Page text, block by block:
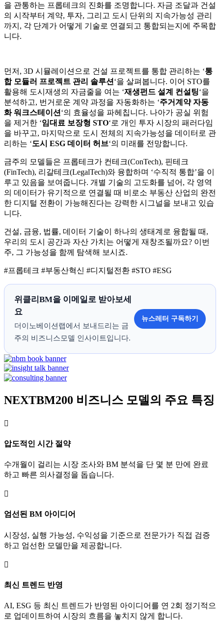
을 관통하는 프롭테크의 진화를 조명합니다. 자금 조달과 건설
의 시작부터 계약, 투자, 그리고 도시 단위의 지속가능성 관리
까지, 각 단계가 어떻게 기술로 연결되고 통합되는지에 주목합
니다.
먼저, 3D 시뮬레이션으로 건설 프로젝트를 통합 관리하는 ‘통
합 모듈러 프로젝트 관리 솔루션 ‘을 살펴봅니다. 이어 STO를
활용해 도시재생의 자금줄을 여는 ‘재생펀드 설계 컨설팅‘을
분석하고, 번거로운 계약 과정을 자동화하는 ‘주거계약 자동
화 워크스테이션 ‘의 효율성을 파헤칩니다. 나아가 공실 위험
을 제거한 ‘임대료 보장형 STO‘로 개인 투자 시장의 패러다임
을 바꾸고, 마지막으로 도시 전체의 지속가능성을 데이터로 관
리하는 ‘도시 ESG 데이터 허브‘의 미래를 전망합니다.
금주의 모델들은 프롭테크가 컨테크(ConTech), 핀테크
(FinTech), 리갈테크(LegalTech)와 융합하며 ‘수직적 통합’을 이
루고 있음을 보여줍니다. 개별 기술의 고도화를 넘어, 각 영역
의 데이터가 유기적으로 연결될 때 비로소 부동산 산업의 완전
한 디지털 전환이 가능해진다는 강력한 시그널을 보내고 있습
니다.
건설, 금융, 법률, 데이터 기술이 하나의 생태계로 융합될 때,
우리의 도시 공간과 자산 가치는 어떻게 재창조될까요? 이번
주, 그 가능성을 함께 탐색해 보시죠.
#프롭테크 #부동산혁신 #디지털전환 #STO #ESG
위클리BM을 이메일로 받아보세
요
더이노베이션랩에서 보내드리는 금
주의 비즈니스모델 인사이트입니다.
뉴스레터 구독하기
NEXTBM200 비즈니스 모델의 주요 특징

압도적인 시간 절약
수개월이 걸리는 시장 조사와 BM 분석을 단 몇 분 만에 완료
하고 빠른 의사결정을 돕습니다.

엄선된 BM 아이디어
시장성, 실행 가능성, 수익성을 기준으로 전문가가 직접 검증
하고 엄선한 모델만을 제공합니다.

최신 트렌드 반영
AI, ESG 등 최신 트렌드가 반영된 아이디어를 연 2회 정기적으
로 업데이트하여 시장의 흐름을 놓치지 않게 합니다.